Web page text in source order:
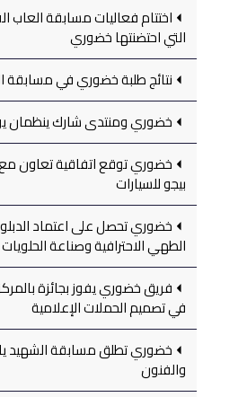
اختتام فعاليات مسابقة العاب
التي احتضنتها خضوري
نتائج طلبة خضوري في مسابقة
خضوري ومنتدى شارك ينظمان
خضوري توقع اتفاقية تعاون
بيجو للسيارات
خضوري تحصل على اعتماد
الطهي الاحترافية وصناعة الحلويات
فريق خضوري يفوز بجائزة
في تصميم الحملات الإعلامية
خضوري تطلق مسابقة الشهيد
والفنون